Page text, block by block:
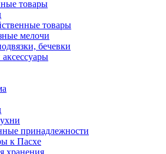
товары
товары
мелочи
бечевки
принадлежности
к Пасхе
хранения